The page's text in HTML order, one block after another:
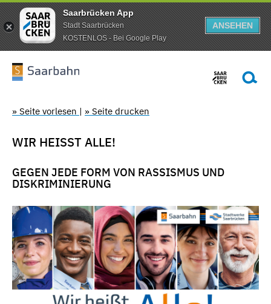
Saarbrücken App
Stadt Saarbrücken
KOSTENLOS - Bei Google Play
ANSEHEN
» Seite vorlesen | » Seite drucken
WIR HEISST ALLE!
GEGEN JEDE FORM VON RASSISMUS UND
DISKRIMINIERUNG